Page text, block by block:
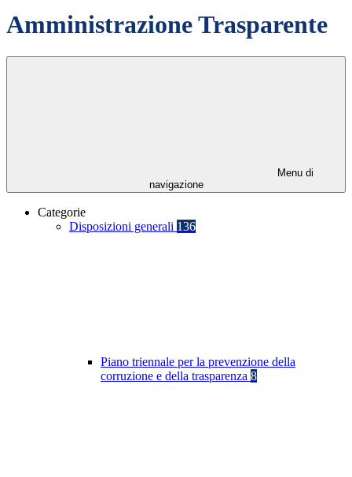
Amministrazione Trasparente
Menu di
navigazione
Categorie
Disposizioni generali 136
Piano triennale per la prevenzione della
corruzione e della trasparenza 8